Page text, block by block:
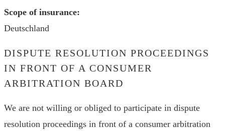
Scope of insurance:
Deutschland
DISPUTE RESOLUTION PROCEEDINGS
IN FRONT OF A CONSUMER
ARBITRATION BOARD
We are not willing or obliged to participate in dispute
resolution proceedings in front of a consumer arbitration